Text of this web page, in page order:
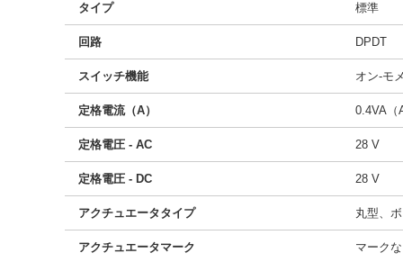
タイプ 標準
回路 DPDT
スイッチ機能 オン-モ
定格電流（A） 0.4VA（
定格電圧 - AC 28 V
定格電圧 - DC 28 V
アクチュエータタイプ 丸型、
アクチュエータマーク マーク